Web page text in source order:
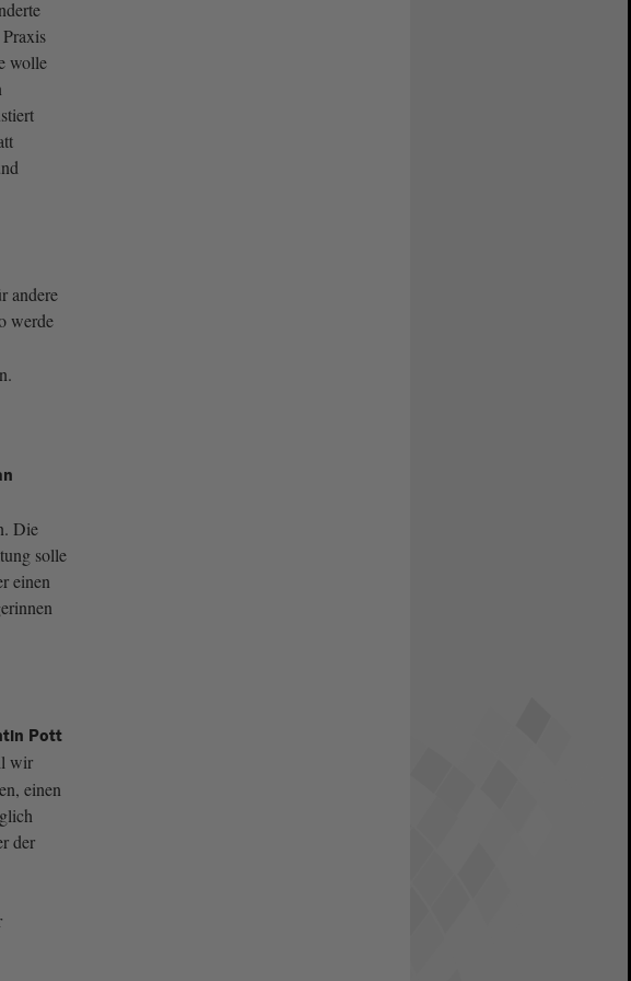
wolle
andere
werde
Die
solle
einen
Pott
wir
einen
der